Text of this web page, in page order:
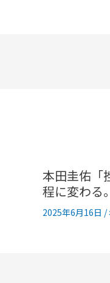
本田圭佑「
程に変わる
2025年6月16日 /